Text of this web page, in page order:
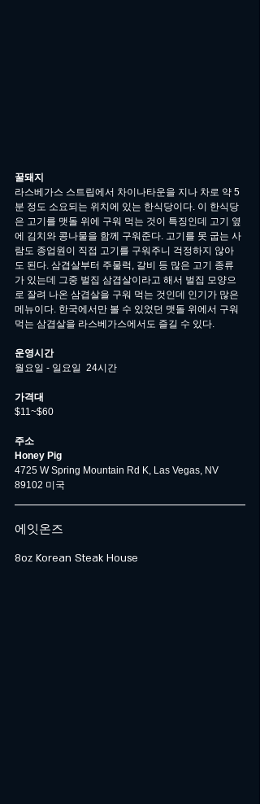
꿀돼지
라스베가스 스트립에서 차이나타운을 지나 차로 약 5
분 정도 소요되는 위치에 있는 한식당이다. 이 한식당
은 고기를 맷돌 위에 구워 먹는 것이 특징인데 고기 옆
에 김치와 콩나물을 함께 구워준다. 고기를 못 굽는 사
람도 종업원이 직접 고기를 구워주니 걱정하지 않아
도 된다. 삼겹살부터 주물럭, 갈비 등 많은 고기 종류
가 있는데 그중 벌집 삼겹살이라고 해서 벌집 모양으
로 잘려 나온 삼겹살을 구워 먹는 것인데 인기가 많은
메뉴이다. 한국에서만 볼 수 있었던 맷돌 위에서 구워
먹는 삼겹살을 라스베가스에서도 즐길 수 있다.
운영시간
월요일 - 일요일  24시간
가격대
$11~$60
주소
Honey Pig
4725 W Spring Mountain Rd K, Las Vegas, NV
89102 미국
에잇온즈
8oz Korean Steak House